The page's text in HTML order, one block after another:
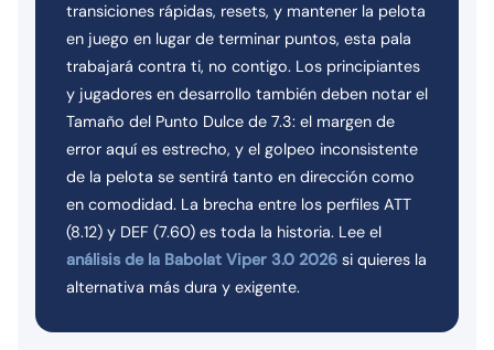
transiciones rápidas, resets, y mantener la pelota
en juego en lugar de terminar puntos, esta pala
trabajará contra ti, no contigo. Los principiantes
y jugadores en desarrollo también deben notar el
Tamaño del Punto Dulce de 7.3: el margen de
error aquí es estrecho, y el golpeo inconsistente
de la pelota se sentirá tanto en dirección como
en comodidad. La brecha entre los perfiles ATT
(8.12) y DEF (7.60) es toda la historia. Lee el
análisis de la Babolat Viper 3.0 2026 si quieres la
alternativa más dura y exigente.